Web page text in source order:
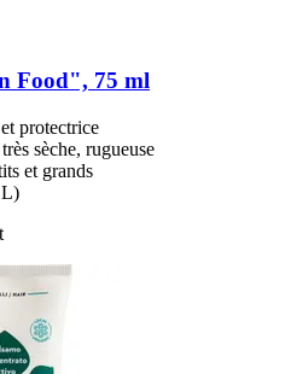
Food", 75 ml
protectrice
sèche, rugueuse
et grands